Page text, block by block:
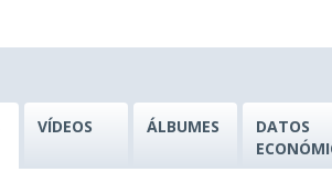
VÍDEOS ÁLBUMES
DATOS